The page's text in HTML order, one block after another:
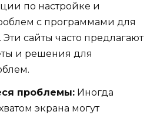
по настройке и
с программами для
Эти сайты часто предлагают
и решения для
проблемы: Иногда
экрана могут